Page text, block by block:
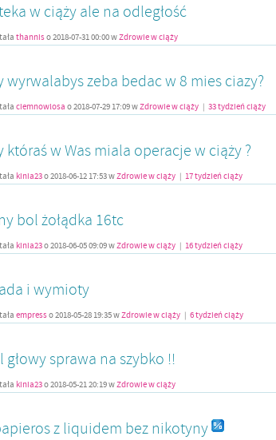
w ciąży ale na odległość
thanniso2018-07-31 00:00wZdrowie w ciąży
wyrwalabys zeba bedac w 8 mies ciazy?
ciemnowlosa o2018-07-29 17:09wZdrowie w ciąży | 33 tydzień ciąży
któraś w Was miala operacje w ciąży ?
kinia23o2018-06-12 17:53wZdrowie w ciąży | 17 tydzień ciąży
bol żołądka 16tc
kinia23o2018-06-05 09:09wZdrowie w ciąży | 16 tydzień ciąży
i wymioty
empresso2018-05-28 19:35wZdrowie w ciąży | 6 tydzień ciąży
głowy sprawa na szybko !!
kinia23o2018-05-21 20:19wZdrowie w ciąży
z liquidem bez nikotyny